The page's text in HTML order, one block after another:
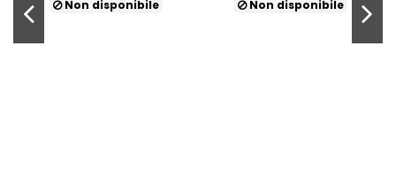
Non disponibile Non disponibile